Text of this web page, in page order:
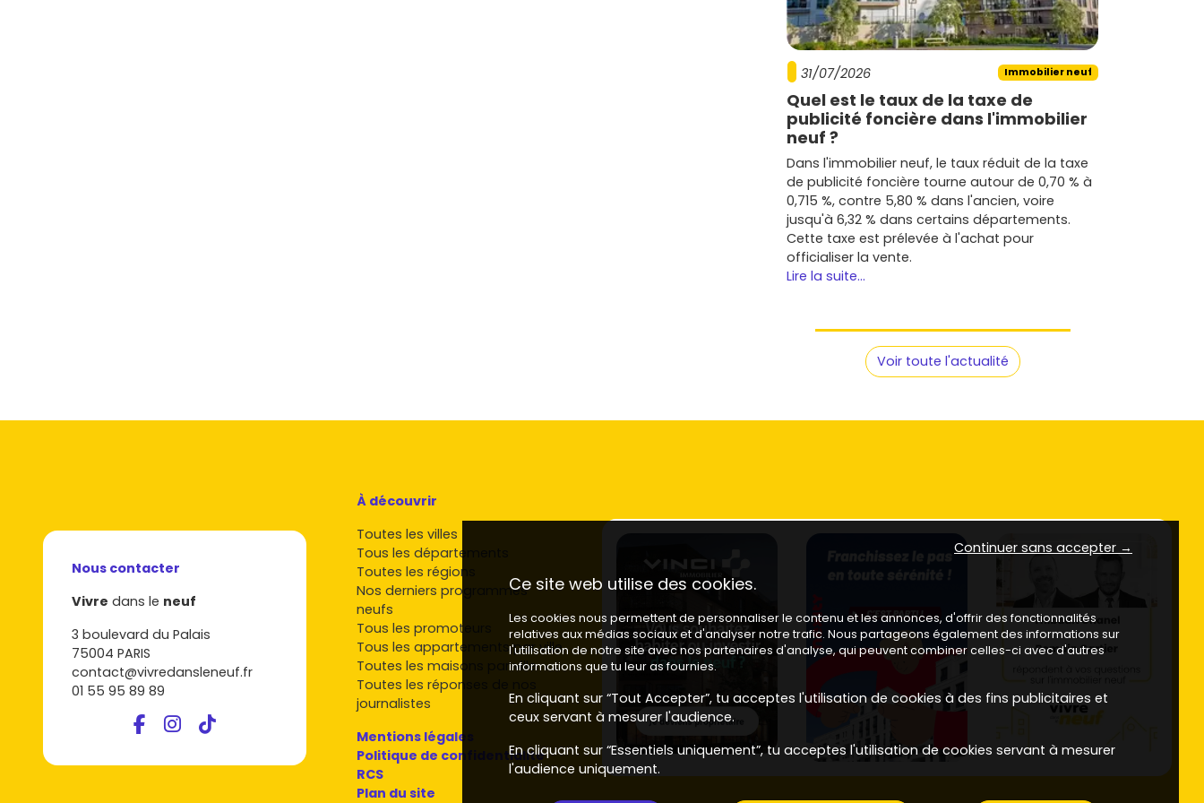
31/07/2026 Immobilier neuf
Quel est le taux de la taxe de
publicité foncière dans l'immobilier
neuf ?
Dans l'immobilier neuf, le taux réduit de la taxe
de publicité foncière tourne autour de 0,70 % à
0,715 %, contre 5,80 % dans l'ancien, voire
jusqu'à 6,32 % dans certains départements.
Cette taxe est prélevée à l'achat pour
officialiser la vente.
Lire la suite...
Voir toute l'actualité
Nous contacter
Vivre dans le neuf
3 boulevard du Palais
75004 PARIS
contact@vivredansleneuf.fr
01 55 95 89 89
À découvrir
Toutes les villes
Tous les départements
Toutes les régions
Nos derniers programmes
neufs
Tous les promoteurs
Tous les appartements par ville
Toutes les maisons par ville
Toutes les réponses de nos
journalistes
Mentions légales
Politique de confidentialité
RCS
Plan du site
Continuer sans accepter →
Ce site web utilise des cookies.
Les cookies nous permettent de personnaliser le contenu et les annonces, d'offrir des fonctionnalités
relatives aux médias sociaux et d'analyser notre trafic. Nous partageons également des informations sur
l'utilisation de notre site avec nos partenaires d'analyse, qui peuvent combiner celles-ci avec d'autres
informations que tu leur as fournies.
En cliquant sur “Tout Accepter”, tu acceptes l'utilisation de cookies à des fins publicitaires et
ceux servant à mesurer l'audience.
En cliquant sur “Essentiels uniquement”, tu acceptes l'utilisation de cookies servant à mesurer
l'audience uniquement.